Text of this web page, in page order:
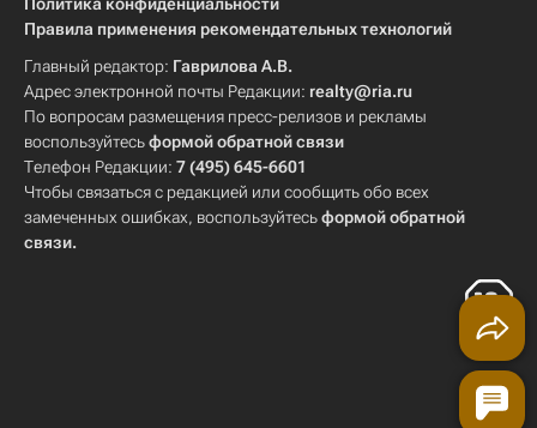
Политика конфиденциальности
Правила применения рекомендательных технологий
Главный редактор: Гаврилова А.В.
Адрес электронной почты Редакции: realty@ria.ru
По вопросам размещения пресс-релизов и рекламы
воспользуйтесьформой обратной связи
Телефон Редакции: 7 (495) 645-6601
Чтобы связаться с редакцией или сообщить обо всех
замеченных ошибках, воспользуйтесьформой обратной
связи.